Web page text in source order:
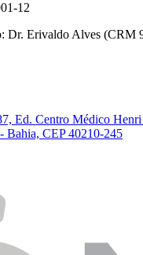
12
Dr. Erivaldo Alves (CRM
Ed. Centro Médico
Bahia, CEP 40210-245